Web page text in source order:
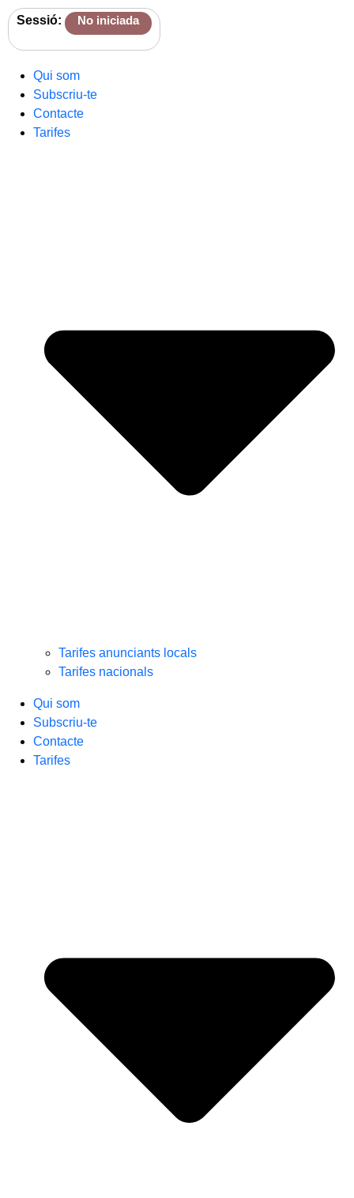
Sessió: No iniciada
Qui som
Subscriu-te
Contacte
Tarifes
Tarifes anunciants locals
Tarifes nacionals
Qui som
Subscriu-te
Contacte
Tarifes